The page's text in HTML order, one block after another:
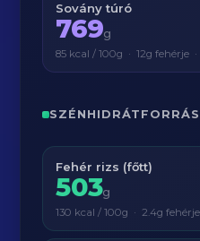
Sovány túró
769g
85 kcal / 100g · 12g fehérje
Fehér rizs (főtt)
503g
130 kcal / 100g · 2.4g